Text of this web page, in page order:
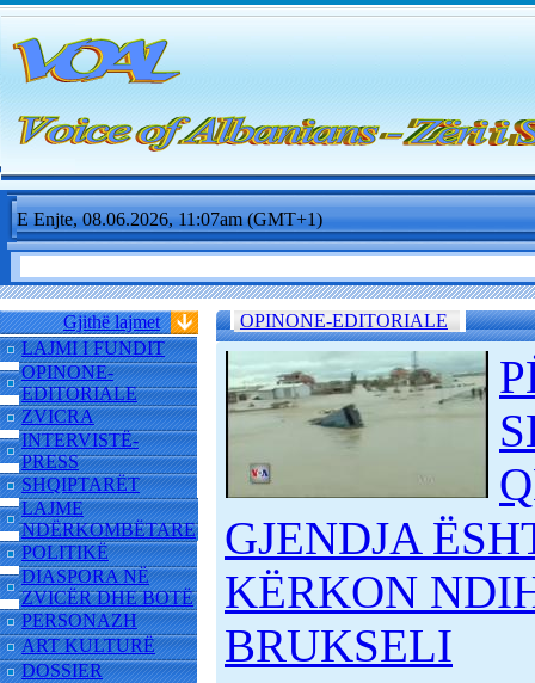
E Enjte, 08.06.2026, 11:07am (GMT+1)
Gjithë lajmet
LAJMI I FUNDIT
OPINONE-
EDITORIALE
ZVICRA
INTERVISTË-
PRESS
SHQIPTARËT
LAJME
NDËRKOMBËTARE
POLITIKË
DIASPORA NË
ZVICËR DHE BOTË
PERSONAZH
ART KULTURË
DOSSIER
OPINONE-EDITORIALE
GJENDJA
KËRKON
BRUKSELI